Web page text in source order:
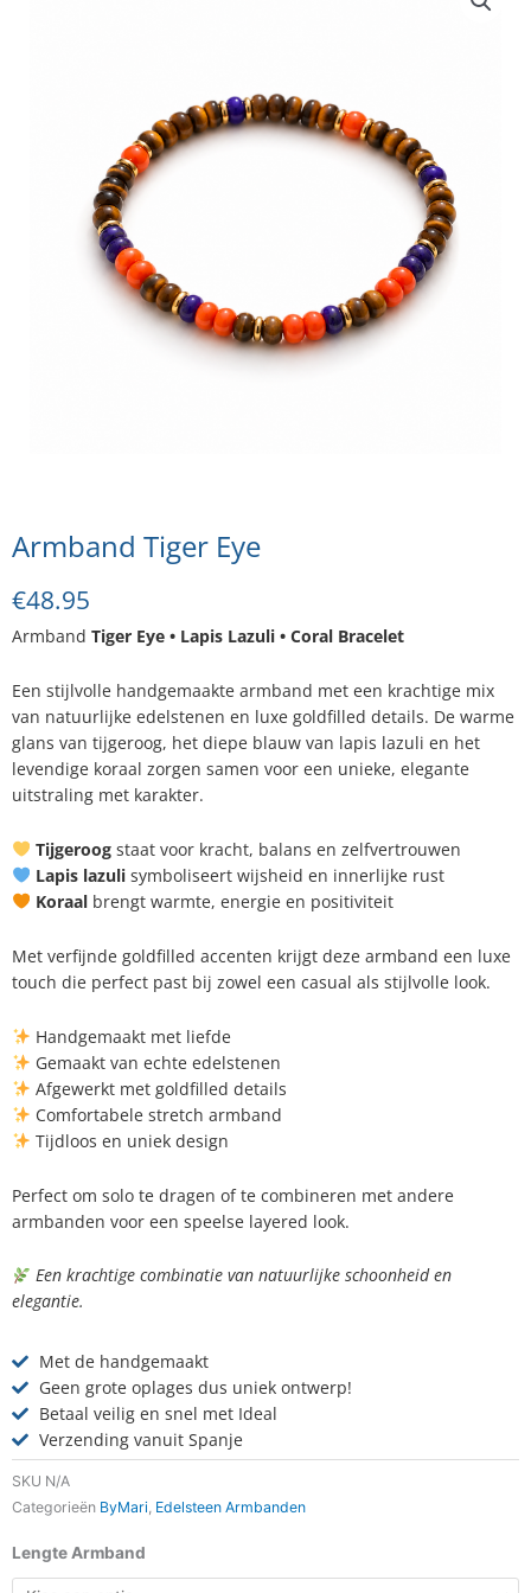
Armband Tiger Eye
€48.95
Armband Tiger Eye • Lapis Lazuli • Coral Bracelet
Een stijlvolle handgemaakte armband met een krachtige mix
van natuurlijke edelstenen en luxe goldfilled details. De warme
glans van tijgeroog, het diepe blauw van lapis lazuli en het
levendige koraal zorgen samen voor een unieke, elegante
uitstraling met karakter.
Tijgeroogstaat voor kracht, balans en zelfvertrouwen
Lapis lazulisymboliseert wijsheid en innerlijke rust
Koraalbrengt warmte, energie en positiviteit
Met verfijnde goldfilled accenten krijgt deze armband een luxe
touch die perfect past bij zowel een casual als stijlvolle look.
Handgemaakt met liefde
Gemaakt van echte edelstenen
Afgewerkt met goldfilled details
Comfortabele stretch armband
Tijdloos en uniek design
Perfect om solo te dragen of te combineren met andere
armbanden voor een speelse layered look.
Een krachtige combinatie van natuurlijke schoonheid en
elegantie.
Met de handgemaakt
Geen grote oplages dus uniek ontwerp!
Betaal veilig en snel met Ideal
Verzending vanuit Spanje
SKU N/A
Categorieën ByMari Edelsteen Armbanden
Lengte Armband
Armband
Tiger